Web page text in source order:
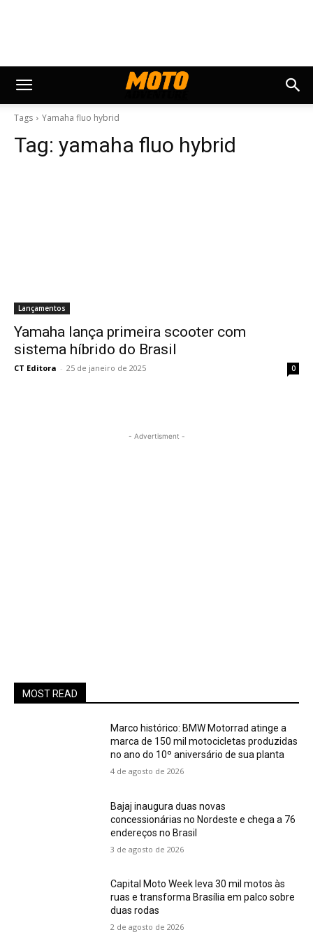
Tags Yamaha fluo hybrid
Tag: yamaha fluo hybrid
Lançamentos
Yamaha lança primeira scooter com
sistema híbrido do Brasil
CT Editora - 25 de janeiro de 2025 0
- Advertisment -
MOST READ
Marco histórico: BMW Motorrad atinge a
marca de 150 mil motocicletas produzidas
no ano do 10º aniversário de sua planta
4 de agosto de 2026
Bajaj inaugura duas novas
concessionárias no Nordeste e chega a 76
endereços no Brasil
3 de agosto de 2026
Capital Moto Week leva 30 mil motos às
ruas e transforma Brasília em palco sobre
duas rodas
2 de agosto de 2026